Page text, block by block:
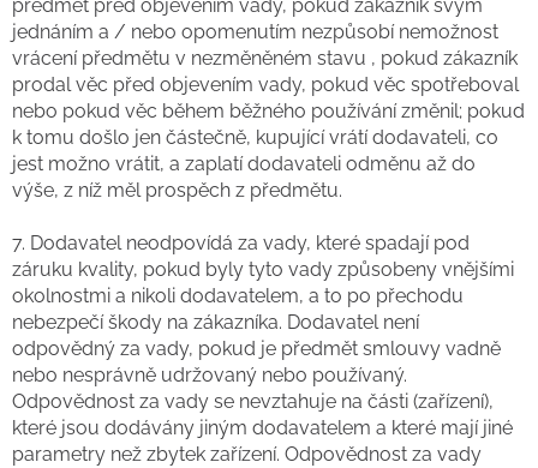
předmět před objevením vady, pokud zákazník svým
jednáním a / nebo opomenutím nezpůsobí nemožnost
vrácení předmětu v nezměněném stavu , pokud zákazník
prodal věc před objevením vady, pokud věc spotřeboval
nebo pokud věc během běžného používání změnil; pokud
k tomu došlo jen částečně, kupující vrátí dodavateli, co
jest možno vrátit, a zaplatí dodavateli odměnu až do
výše, z níž měl prospěch z předmětu.
7. Dodavatel neodpovídá za vady, které spadají pod
záruku kvality, pokud byly tyto vady způsobeny vnějšími
okolnostmi a nikoli dodavatelem, a to po přechodu
nebezpečí škody na zákazníka. Dodavatel není
odpovědný za vady, pokud je předmět smlouvy vadně
nebo nesprávně udržovaný nebo používaný.
Odpovědnost za vady se nevztahuje na části (zařízení),
které jsou dodávány jiným dodavatelem a které mají jiné
parametry než zbytek zařízení. Odpovědnost za vady